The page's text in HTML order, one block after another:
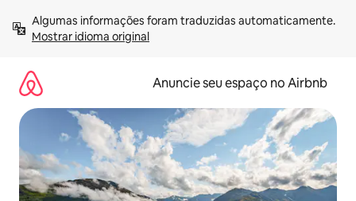
para
Mostrar idioma original
Anuncie seu espaço no Airbnb